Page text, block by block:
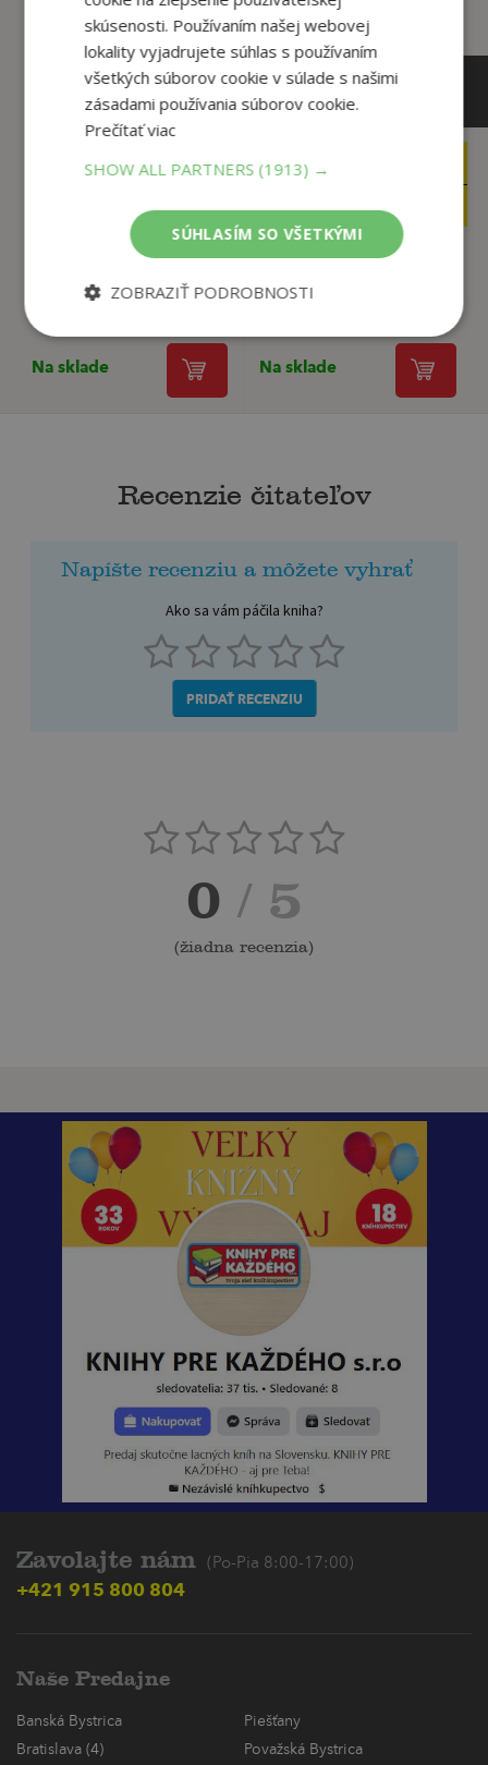
3,99€
Riekanky
Na sklade
Zvuky zvierat
Na sklade
Recenzie čitateľov
Napíšte recenziu a môžete vyhrať
Ako sa vám páčila kniha?
PRIDAŤ RECENZIU
0 / 5
(žiadna recenzia)
Zavolajte nám (Po-Pia 8:00-17:00)
+421 915 800 804
Naše Predajne
Banská Bystrica
Piešťany
Bratislava (4)
Považská Bystrica
skúsenosti. Používaním našej webovej
lokality vyjadrujete súhlas s používaním
všetkých súborov cookie v súlade s našimi
zásadami používania súborov cookie.
Prečítať viac
SHOW ALL PARTNERS (1913) →
SÚHLASÍM SO VŠETKÝMI
ZOBRAZIŤ PODROBNOSTI